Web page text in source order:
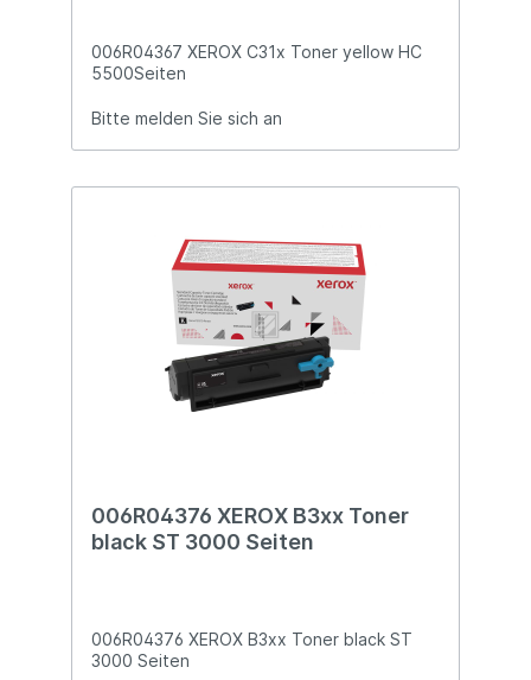
006R04367 XEROX C31x Toner yellow HC
5500Seiten
Bitte melden Sie sich an
006R04376 XEROX B3xx Toner
black ST 3000 Seiten
006R04376 XEROX B3xx Toner black ST
3000 Seiten